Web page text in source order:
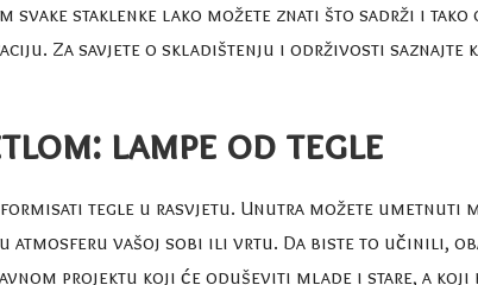
svake staklenke lako možete znati što sadrži i
Za savjete o skladištenju i održivosti saznajte
lampe od tegle
tegle u rasvjetu. Unutra možete umetnuti
vašoj sobi ili vrtu. Da biste to učinili,
projektu koji će oduševiti mlade i stare, a